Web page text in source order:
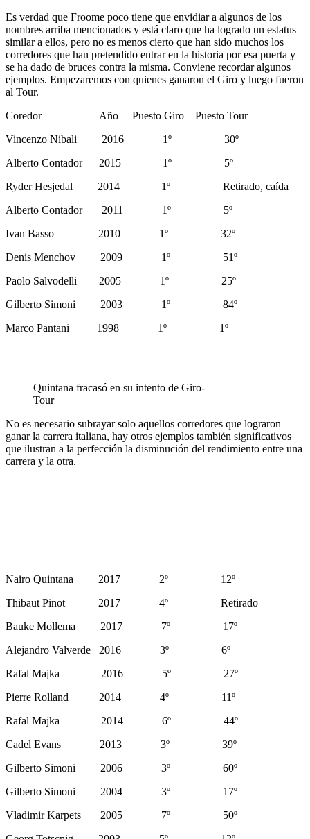
Es verdad que Froome poco tiene que envidiar a algunos de los
nombres arriba mencionados y está claro que ha logrado un estatus
similar a ellos, pero no es menos cierto que han sido muchos los
corredores que han pretendido entrar en la historia por esa puerta y
se ha dado de bruces contra la misma. Conviene recordar algunos
ejemplos. Empezaremos con quienes ganaron el Giro y luego fueron
al Tour.
Coredor Año Puesto Giro Puesto Tour
Vincenzo Nibali 2016 1º 30º
Alberto Contador 2015 1º 5º
Ryder Hesjedal 2014 1º Retirado, caída
Alberto Contador 2011 1º 5º
Ivan Basso 2010 1º 32º
Denis Menchov 2009 1º 51º
Paolo Salvodelli 2005 1º 25º
Gilberto Simoni 2003 1º 84º
Marco Pantani 1998 1º 1º
Quintana fracasó en su intento de Giro-
Tour
No es necesario subrayar solo aquellos corredores que lograron
ganar la carrera italiana, hay otros ejemplos también significativos
que ilustran a la perfección la disminución del rendimiento entre una
carrera y la otra.
Nairo Quintana 2017 2º 12º
Thibaut Pinot 2017 4º Retirado
Bauke Mollema 2017 7º 17º
Alejandro Valverde 2016 3º 6º
Rafal Majka 2016 5º 27º
Pierre Rolland 2014 4º 11º
Rafal Majka 2014 6º 44º
Cadel Evans 2013 3º 39º
Gilberto Simoni 2006 3º 60º
Gilberto Simoni 2004 3º 17º
Vladimir Karpets 2005 7º 50º